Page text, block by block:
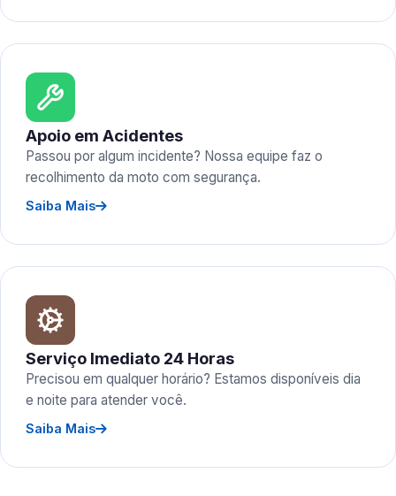
Apoio em Acidentes
Passou por algum incidente? Nossa equipe faz o
recolhimento da moto com segurança.
Saiba Mais
Serviço Imediato 24 Horas
Precisou em qualquer horário? Estamos disponíveis dia
e noite para atender você.
Saiba Mais